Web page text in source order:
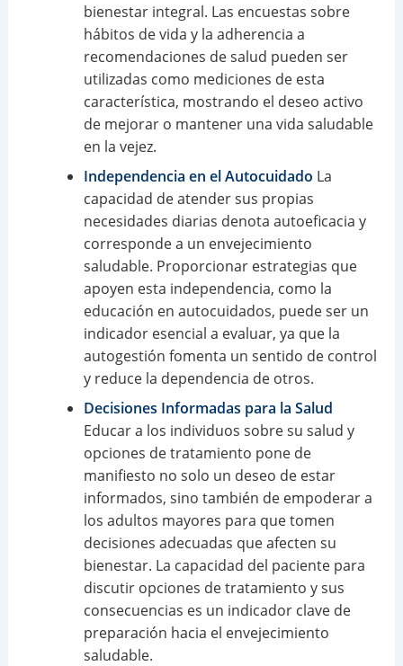
bienestar integral. Las encuestas sobre
hábitos de vida y la adherencia a
recomendaciones de salud pueden ser
utilizadas como mediciones de esta
característica, mostrando el deseo activo
de mejorar o mantener una vida saludable
en la vejez.
Independencia en el Autocuidado La
capacidad de atender sus propias
necesidades diarias denota autoeficacia y
corresponde a un envejecimiento
saludable. Proporcionar estrategias que
apoyen esta independencia, como la
educación en autocuidados, puede ser un
indicador esencial a evaluar, ya que la
autogestión fomenta un sentido de control
y reduce la dependencia de otros.
Decisiones Informadas para la Salud
Educar a los individuos sobre su salud y
opciones de tratamiento pone de
manifiesto no solo un deseo de estar
informados, sino también de empoderar a
los adultos mayores para que tomen
decisiones adecuadas que afecten su
bienestar. La capacidad del paciente para
discutir opciones de tratamiento y sus
consecuencias es un indicador clave de
preparación hacia el envejecimiento
saludable.